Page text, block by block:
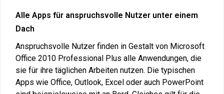
Alle Apps für anspruchsvolle Nutzer unter einem
Dach
Anspruchsvolle Nutzer finden in Gestalt von Microsoft
Office 2010 Professional Plus alle Anwendungen, die
sie für ihre täglichen Arbeiten nutzen. Die typischen
Apps wie Office, Outlook, Excel oder auch PowerPoint